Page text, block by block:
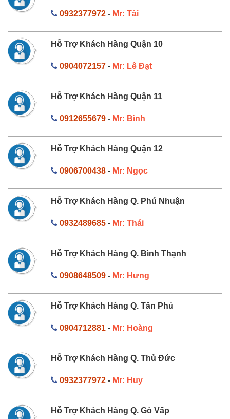
0932377972- Mr: Tài
Hỗ Trợ Khách Hàng Quận 10
0904072157- Mr: Lê Đạt
Hỗ Trợ Khách Hàng Quận 11
0912655679- Mr: Bình
Hỗ Trợ Khách Hàng Quận 12
0906700438- Mr: Ngọc
Hỗ Trợ Khách Hàng Q. Phú Nhuận
0932489685- Mr: Thái
Hỗ Trợ Khách Hàng Q. Bình Thạnh
0908648509- Mr: Hưng
Hỗ Trợ Khách Hàng Q. Tân Phú
0904712881- Mr: Hoàng
Hỗ Trợ Khách Hàng Q. Thủ Đức
0932377972- Mr: Huy
Hỗ Trợ Khách Hàng Q. Gò Vấp